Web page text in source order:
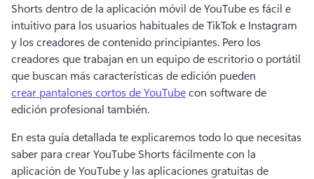
Shorts dentro de la aplicación móvil de YouTube es fácil e
intuitivo para los usuarios habituales de TikTok e Instagram
y los creadores de contenido principiantes. Pero los
creadores que trabajan en un equipo de escritorio o portátil
que buscan más características de edición pueden
crear pantalones cortos de YouTube con software de
edición profesional también.
En esta guía detallada te explicaremos todo lo que necesitas
saber para crear YouTube Shorts fácilmente con la
aplicación de YouTube y las aplicaciones gratuitas de